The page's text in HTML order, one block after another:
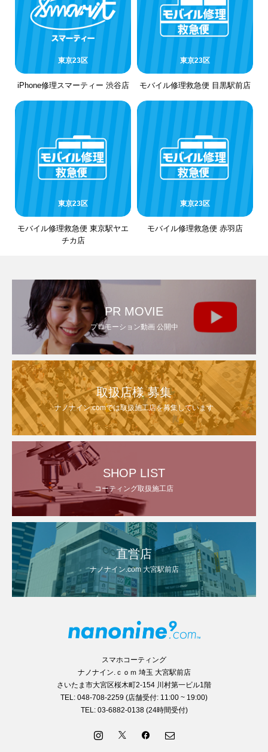
東京23区
iPhone修理スマーティー 渋谷店
東京23区
モバイル修理救急便 目黒駅前店
東京23区
モバイル修理救急便 東京駅ヤエ
チカ店
東京23区
モバイル修理救急便 赤羽店
PR MOVIE
プロモーション動画 公開中
取扱店様 募集
ナノナイン.comでは取扱施工店を募集しています
SHOP LIST
コーティング取扱施工店
直営店
ナノナイン.com 大宮駅前店
スマホコーティング
ナノナイン.ｃｏｍ 埼玉 大宮駅前店
さいたま市大宮区桜木町2-154 川村第一ビル1階
TEL: 048-708-2259 (店舗受付: 11:00 ~ 19:00)
TEL: 03-6882-0138 (24時間受付)